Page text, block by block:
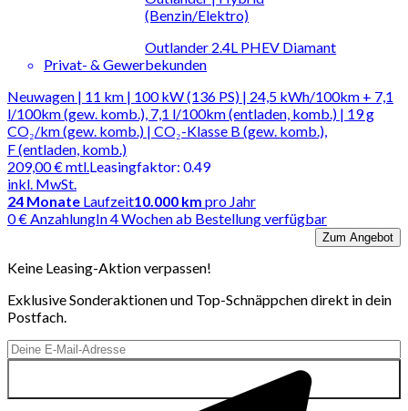
(Benzin/Elektro)
Outlander 2.4L PHEV Diamant
Privat- & Gewerbekunden
Neuwagen | 11 km | 100 kW (136 PS) | 24,5 kWh/100km + 7,1
l/100km (gew. komb.), 7,1 l/100km (entladen, komb.) | 19 g
CO₂/km (gew. komb.) | CO₂-Klasse B (gew. komb.),
F (entladen, komb.)
209,00 €mtl.
inkl. MwSt.
Leasingfaktor: 0.49
24 Monate Laufzeit10.000 km pro Jahr
0 € AnzahlungIn 4 Wochen ab Bestellung verfügbar
Zum Angebot
Keine Leasing-Aktion verpassen!
Exklusive Sonderaktionen und Top-Schnäppchen direkt in dein
Postfach.